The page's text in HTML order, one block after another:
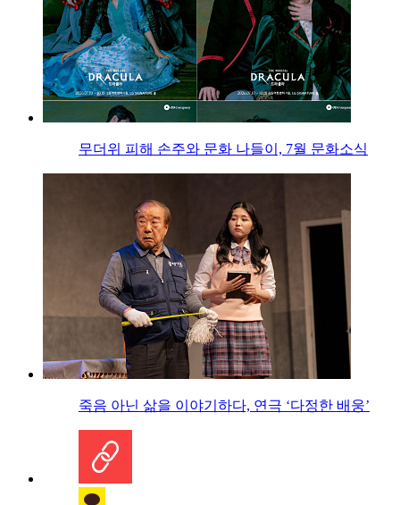
무더위 피해 손주와 문화 나들이, 7월 문화소식
죽음 아닌 삶을 이야기하다, 연극 ‘다정한 배웅’